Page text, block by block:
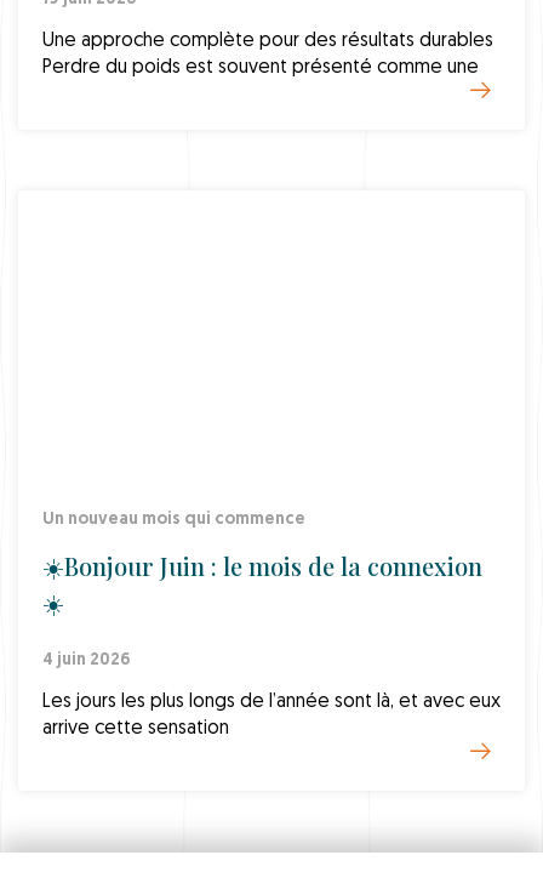
Une approche complète pour des résultats durables
Perdre du poids est souvent présenté comme une
Un nouveau mois qui commence
☀️Bonjour Juin : le mois de la connexion
☀️
4 juin 2026
Les jours les plus longs de l’année sont là, et avec eux
arrive cette sensation